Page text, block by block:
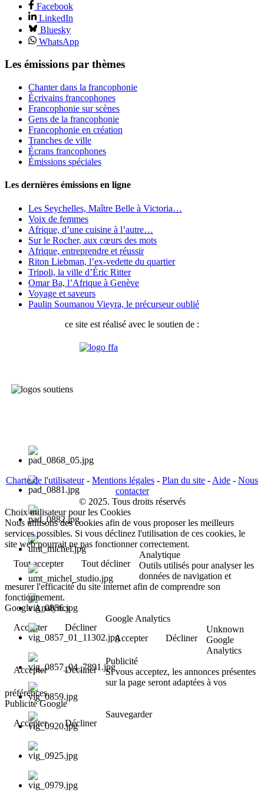
Facebook
LinkedIn
Bluesky
WhatsApp
Les émissions par thèmes
Chanter dans la francophonie
Écrivains francophones
Francophonie sur scènes
Gens de la francophonie
Francophonie en création
Tranches de ville
Écrans francophones
Émissions spéciales
Les dernières émissions en ligne
Les Seychelles, Maître Belle à Victoria…
Voix de femmes
Afrique, d’une cuisine à l’autre…
Sur le Rocher, aux cœurs des mots
Afrique, entreprendre et réussir
Riton Liebman, l’ex-vedette du quartier
Tripoli, la ville d’Éric Ritter
Omar Ba, l’Afrique à Genève
Voyage et saveurs
Paulin Soumanou Vieyra, le précurseur oublié
ce site est réalisé avec le soutien de :
Charte de l'utilisateur- Mentions légales - Plan du site - Aide - Nous
contacter
© 2025. Tous droits réservés
Choix utilisateur pour les Cookies
Nous utilisons des cookies afin de vous proposer les meilleurs
services possibles. Si vous déclinez l'utilisation de ces cookies, le
site web pourrait ne pas fonctionner correctement.
Tout accepter
Tout décliner
Analytique
Outils utilisés pour analyser les
données de navigation et
mesurer l'efficacité du site internet afin de comprendre son
fonctionnement.
Google Analytics
Accepter
Décliner
Google Analytics
Accepter
Décliner
Unknown
Google
Analytics
Accepter
Décliner
Publicité
Si vous acceptez, les annonces présentes
sur la page seront adaptées à vos
préférences.
Publicité Google
Accepter
Décliner
Sauvegarder